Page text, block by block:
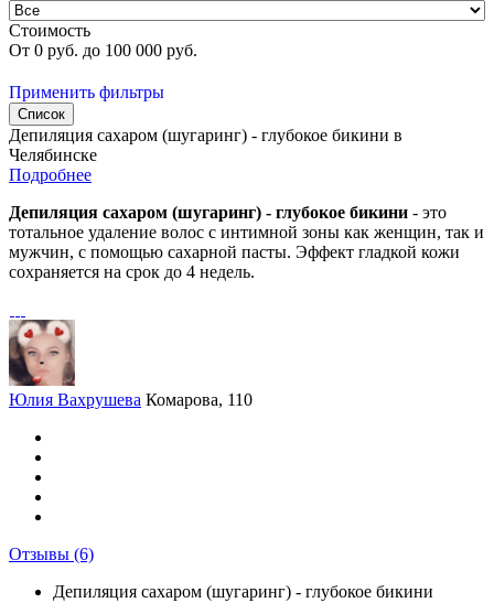
Стоимость
От 0 руб. до 100 000 руб.
Применить фильтры
Список
Депиляция сахаром (шугаринг) - глубокое бикини в
Челябинске
Подробнее
Депиляция сахаром (шугаринг) - глубокое бикини - это
тотальное удаление волос с интимной зоны как женщин, так и
мужчин, с помощью сахарной пасты. Эффект гладкой кожи
сохраняется на срок до 4 недель.
Юлия Вахрушева Комарова, 110
Отзывы (6)
Депиляция сахаром (шугаринг) - глубокое бикини